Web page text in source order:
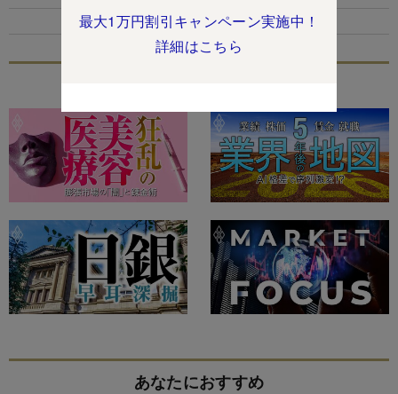
最大1万円割引キャンペーン実施中！
詳細はこちら
あなたにおすすめ